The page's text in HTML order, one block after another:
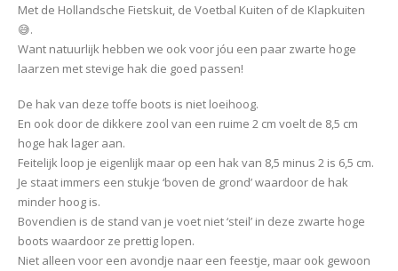
Met de Hollandsche Fietskuit, de Voetbal Kuiten of de Klapkuiten
😅.
Want natuurlijk hebben we ook voor jóu een paar zwarte hoge
laarzen met stevige hak die goed passen!
De hak van deze toffe boots is niet loeihoog.
En ook door de dikkere zool van een ruime 2 cm voelt de 8,5 cm
hoge hak lager aan.
Feitelijk loop je eigenlijk maar op een hak van 8,5 minus 2 is 6,5 cm.
Je staat immers een stukje ‘boven de grond’ waardoor de hak
minder hoog is.
Bovendien is de stand van je voet niet ‘steil’ in deze zwarte hoge
boots waardoor ze prettig lopen.
Niet alleen voor een avondje naar een feestje, maar ook gewoon